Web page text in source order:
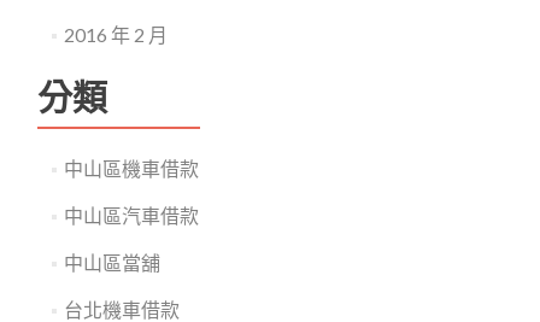
2016 年 2 月
分類
中山區機車借款
中山區汽車借款
中山區當舖
台北機車借款